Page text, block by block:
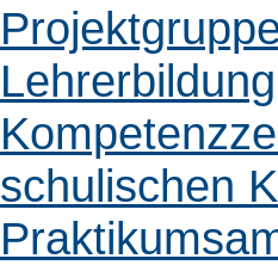
Lehrerbildung
schulischen